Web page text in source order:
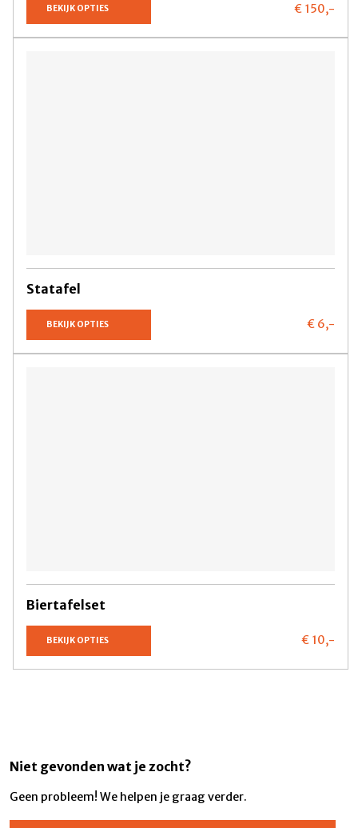
BEKIJK OPTIES € 150,-
Statafel
BEKIJK OPTIES € 6,-
Biertafelset
BEKIJK OPTIES € 10,-
Niet gevonden wat je zocht?
Geen probleem! We helpen je graag verder.